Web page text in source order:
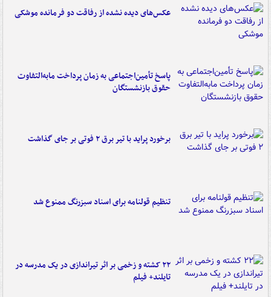
عکس‌های دیده نشده از رفاقت دو فرمانده‌ موشکی
پاسخ تأمین‌اجتماعی به زمان پرداخت مابه‌التفاوت
حقوق بازنشستگان
برخورد پراید با تیر برق ۲ فوتی بر جای گذاشت
تنظیم قولنامه برای اسناد سبزرنگ ممنوع شد
۲۲ کشته و زخمی بر اثر تیراندازی در یک مدرسه در
تایلند+ فیلم